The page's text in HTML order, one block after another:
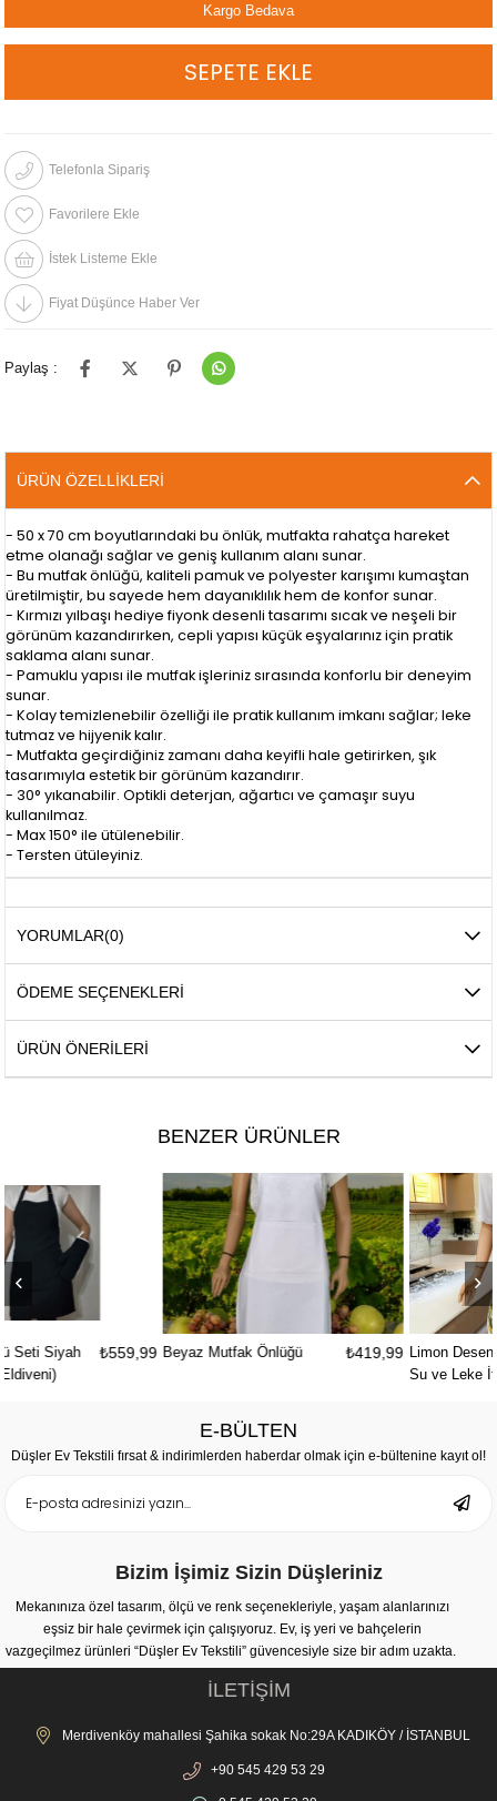
Kargo Bedava
Telefonla Sipariş
Favorilere Ekle
İstek Listeme Ekle
Fiyat Düşünce Haber Ver
Paylaş :
ÜRÜN ÖZELLIKLERI
- 50 x 70 cm boyutlarındaki bu önlük, mutfakta rahatça hareket
etme olanağı sağlar ve geniş kullanım alanı sunar.
- Bu mutfak önlüğü, kaliteli pamuk ve polyester karışımı kumaştan
üretilmiştir, bu sayede hem dayanıklılık hem de konfor sunar.
- Kırmızı yılbaşı hediye fiyonk desenli tasarımı sıcak ve neşeli bir
görünüm kazandırırken, cepli yapısı küçük eşyalarınız için pratik
saklama alanı sunar.
- Pamuklu yapısı ile mutfak işleriniz sırasında konforlu bir deneyim
sunar.
- Kolay temizlenebilir özelliği ile pratik kullanım imkanı sağlar; leke
tutmaz ve hijyenik kalır.
- Mutfakta geçirdiğiniz zamanı daha keyifli hale getirirken, şık
tasarımıyla estetik bir görünüm kazandırır.
- 30° yıkanabilir. Optikli deterjan, ağartıcı ve çamaşır suyu
kullanılmaz.
- Max 150° ile ütülenebilir.
- Tersten ütüleyiniz.
YORUMLAR(0)
ÖDEME SEÇENEKLERI
ÜRÜN ÖNERILERI
BENZER ÜRÜNLER
Beyaz Mutfak Önlüğü ₺419,99 Limon Desenli Ayarlanabilir
Su ve Leke İtici Özelliği
E-BÜLTEN
Düşler Ev Tekstili fırsat & indirimlerden haberdar olmak için e-bültenine kayıt ol!
Bizim İşimiz Sizin Düşleriniz
Mekanınıza özel tasarım, ölçü ve renk seçenekleriyle, yaşam alanlarınızı
eşsiz bir hale çevirmek için çalışıyoruz. Ev, iş yeri ve bahçelerin
vazgeçilmez ürünleri “Düşler Ev Tekstili” güvencesiyle size bir adım uzakta.
İLETİŞİM
Merdivenköy mahallesi Şahika sokak No:29A KADIKÖY / İSTANBUL
+90 545 429 53 29